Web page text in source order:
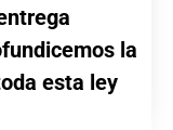
la
esta ley